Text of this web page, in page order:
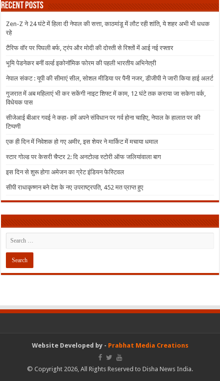
Recent Posts
Zen-Z ने 24 घंटे में हिला दी नेपाल की सत्ता, काठमांडू में लौट रही शांति, ये शहर अभी भी धधक
रहे
टैरिफ वॉर पर पिघली बर्फ, ट्रंप और मोदी की दोस्ती से रिश्तों में आई नई रफ्तार
भूमि पेडनेकर बनीं वर्ल्ड इकोनॉमिक फोरम की पहली भारतीय अभिनेत्री
नेपाल संकट : यूपी की सीमाएं सील, सोशल मीडिया पर पैनी नजर, डीजीपी ने जारी किया हाई अलर्ट
गुजरात में अब महिलाएं भी कर सकेंगी नाइट शिफ्ट में काम, 12 घंटे तक कराया जा सकेगा वर्क,
विधेयक पास
सीजेआई बीआर गवई ने कहा- हमें अपने संविधान पर गर्व होना चाहिए, नेपाल के हालात पर की
टिप्पणी
एक ही दिन में निवेशक हो गए अमीर, इस शेयर ने मार्किट में मचाया धमाल
स्टार गोल्ड पर केसरी चैप्टर 2: दि अनटोल्ड स्टोरी ऑफ जलियांवाला बाग
इस दिन से शुरू होगा अमेजन का ग्रेट इंडियन फेस्टिवल
सीपी राधाकृष्णन बने देश के नए उपराष्ट्रपति, 452 मत प्राप्त हुए
Website Developed by - Prabhat Media Creations
© Copyright 2026, All Rights Reserved to Disha News India.